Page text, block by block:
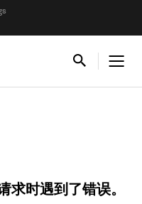
求时遇到了错误。